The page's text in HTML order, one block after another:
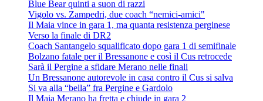
Blue Bear quinti a suon di razzi
Vigolo vs. Zampedri, due coach “nemici-amici"
Il Maia vince in gara 1, ma quanta resistenza perginese
Verso la finale di DR2
Coach Santangelo squalificato dopo gara 1 di semifinale
Bolzano fatale per il Bressanone e così il Cus retrocede
Sarà il Pergine a sfidare Merano nelle finali
Un Bressanone autorevole in casa contro il Cus si salva
Si va alla “bella” fra Pergine e Gardolo
Il Maia Merano ha fretta e chiude in gara 2